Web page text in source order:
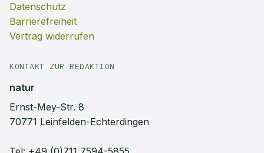
Datenschutz
Barrierefreiheit
Vertrag widerrufen
KONTAKT ZUR REDAKTION
natur
Ernst-Mey-Str. 8
70771 Leinfelden-Echterdingen